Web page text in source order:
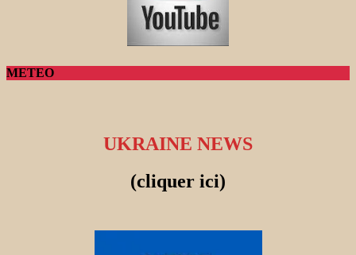
METEO
UKRAINE NEWS
(cliquer ici)